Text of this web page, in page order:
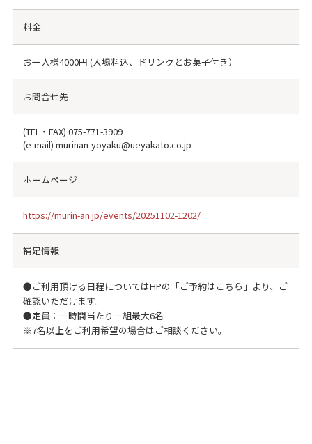
料金
お一人様4000円 (入場料込、ドリンクとお菓子付き）
お問合せ先
(TEL・FAX) 075-771-3909
(e-mail) murinan-yoyaku@ueyakato.co.jp
ホームページ
https://murin-an.jp/events/20251102-1202/
補足情報
●ご利用頂ける日程についてはHPの「ご予約はこちら」より、ご
確認いただけます。
●定員：一時間当たり一組最大6名
※7名以上をご利用希望の場合はご相談ください。